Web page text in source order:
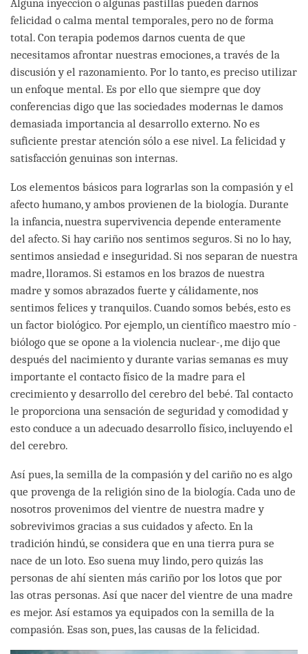
Alguna inyección o algunas pastillas pueden darnos
felicidad o calma mental temporales, pero no de forma
total. Con terapia podemos darnos cuenta de que
necesitamos afrontar nuestras emociones, a través de la
discusión y el razonamiento. Por lo tanto, es preciso utilizar
un enfoque mental. Es por ello que siempre que doy
conferencias digo que las sociedades modernas le damos
demasiada importancia al desarrollo externo. No es
suficiente prestar atención sólo a ese nivel. La felicidad y
satisfacción genuinas son internas.
Los elementos básicos para lograrlas son la compasión y el
afecto humano, y ambos provienen de la biología. Durante
la infancia, nuestra supervivencia depende enteramente
del afecto. Si hay cariño nos sentimos seguros. Si no lo hay,
sentimos ansiedad e inseguridad. Si nos separan de nuestra
madre, lloramos. Si estamos en los brazos de nuestra
madre y somos abrazados fuerte y cálidamente, nos
sentimos felices y tranquilos. Cuando somos bebés, esto es
un factor biológico. Por ejemplo, un científico maestro mío -
biólogo que se opone a la violencia nuclear-, me dijo que
después del nacimiento y durante varias semanas es muy
importante el contacto físico de la madre para el
crecimiento y desarrollo del cerebro del bebé. Tal contacto
le proporciona una sensación de seguridad y comodidad y
esto conduce a un adecuado desarrollo físico, incluyendo el
del cerebro.
Así pues, la semilla de la compasión y del cariño no es algo
que provenga de la religión sino de la biología. Cada uno de
nosotros provenimos del vientre de nuestra madre y
sobrevivimos gracias a sus cuidados y afecto. En la
tradición hindú, se considera que en una tierra pura se
nace de un loto. Eso suena muy lindo, pero quizás las
personas de ahí sienten más cariño por los lotos que por
las otras personas. Así que nacer del vientre de una madre
es mejor. Así estamos ya equipados con la semilla de la
compasión. Esas son, pues, las causas de la felicidad.